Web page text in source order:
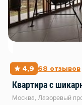
4,9 68 отзывов
Москва, Лазоревый